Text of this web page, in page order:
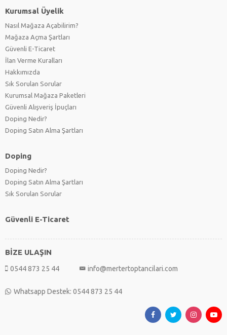
Kurumsal Üyelik
Nasıl Mağaza Açabilirim?
Mağaza Açma Şartları
Güvenli E-Ticaret
İlan Verme Kuralları
Hakkımızda
Sık Sorulan Sorular
Kurumsal Mağaza Paketleri
Güvenli Alışveriş İpuçları
Doping Nedir?
Doping Satın Alma Şartları
Doping
Doping Nedir?
Doping Satın Alma Şartları
Sık Sorulan Sorular
Güvenli E-Ticaret
BİZE ULAŞIN
0544 873 25 44 info@mertertoptancilari.com
Whatsapp Destek: 0544 873 25 44